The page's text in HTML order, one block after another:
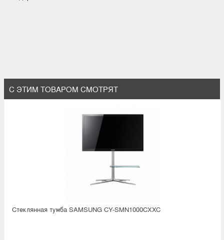
С ЭТИМ ТОВАРОМ СМОТРЯТ
Стеклянная тумба SAMSUNG CY-SMN1000CXXC